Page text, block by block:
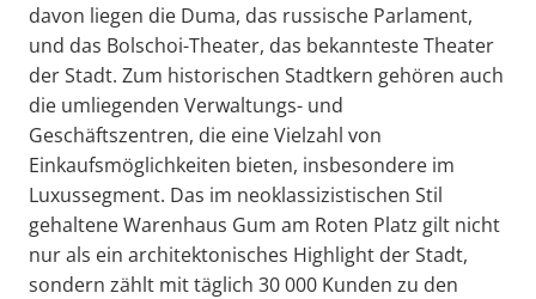
davon liegen die Duma, das russische Parlament,
und das Bolschoi-Theater, das bekannteste Theater
der Stadt. Zum historischen Stadtkern gehören auch
die umliegenden Verwaltungs- und
Geschäftszentren, die eine Vielzahl von
Einkaufsmöglichkeiten bieten, insbesondere im
Luxussegment. Das im neoklassizistischen Stil
gehaltene Warenhaus Gum am Roten Platz gilt nicht
nur als ein architektonisches Highlight der Stadt,
sondern zählt mit täglich 30 000 Kunden zu den